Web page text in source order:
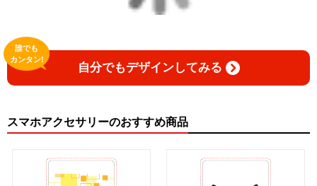
自分でもデザインしてみる
誰でも
カンタン!
スマホアクセサリーのおすすめ商品